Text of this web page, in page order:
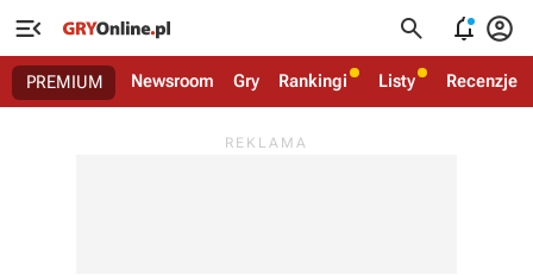
   
PREMIUM Newsroom Gry Rankingi Listy Recenzje